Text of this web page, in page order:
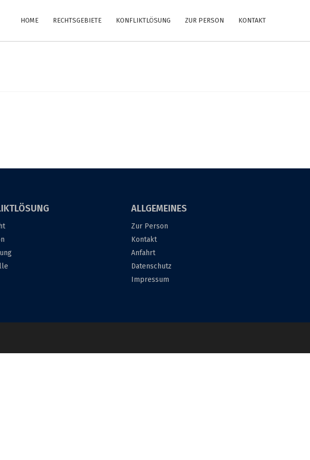
HOME RECHTSGEBIETE KONFLIKTLÖSUNG ZUR PERSON KONTAKT
ALLGEMEINES
Zur Person
Kontakt
Anfahrt
Datenschutz
Impressum